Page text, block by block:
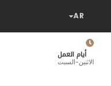
المحتوى
الرئيسيأيام العمل
الاثنين-السبت